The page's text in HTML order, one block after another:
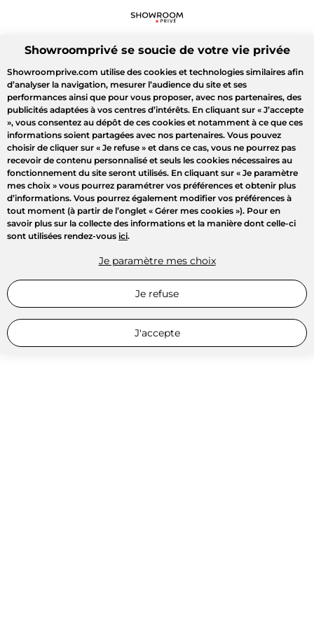
Showroomprivé se soucie de votre vie privée
Showroomprive.com utilise des cookies et technologies similaires afin
d’analyser la navigation, mesurer l’audience du site et ses
performances ainsi que pour vous proposer, avec nos partenaires, des
publicités adaptées à vos centres d’intérêts. En cliquant sur « J’accepte
», vous consentez au dépôt de ces cookies et notamment à ce que ces
informations soient partagées avec nos partenaires. Vous pouvez
choisir de cliquer sur « Je refuse » et dans ce cas, vous ne pourrez pas
recevoir de contenu personnalisé et seuls les cookies nécessaires au
fonctionnement du site seront utilisés. En cliquant sur « Je paramètre
mes choix » vous pourrez paramétrer vos préférences et obtenir plus
d’informations. Vous pourrez également modifier vos préférences à
tout moment (à partir de l’onglet « Gérer mes cookies »). Pour en
savoir plus sur la collecte des informations et la manière dont celle-ci
sont utilisées rendez-vous ici.
Je paramètre mes choix
Je refuse
J'accepte